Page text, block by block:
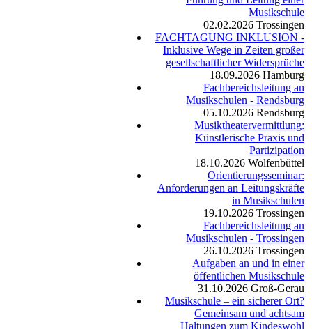
Musikschule
02.02.2026 Trossingen
FACHTAGUNG INKLUSION -
Inklusive Wege in Zeiten großer
gesellschaftlicher Widersprüche
18.09.2026 Hamburg
Fachbereichsleitung an
Musikschulen - Rendsburg
05.10.2026 Rendsburg
Musiktheatervermittlung:
Künstlerische Praxis und
Partizipation
18.10.2026 Wolfenbüttel
Orientierungsseminar:
Anforderungen an Leitungskräfte
in Musikschulen
19.10.2026 Trossingen
Fachbereichsleitung an
Musikschulen - Trossingen
26.10.2026 Trossingen
Aufgaben an und in einer
öffentlichen Musikschule
31.10.2026 Groß-Gerau
Musikschule – ein sicherer Ort?
Gemeinsam und achtsam
Haltungen zum Kindeswohl